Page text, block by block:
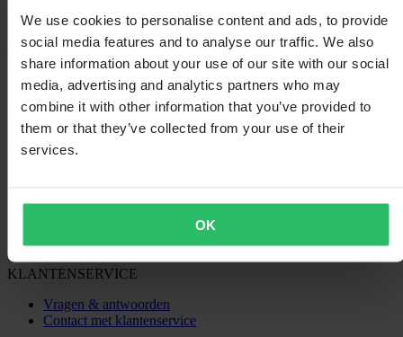
We use cookies to personalise content and ads, to provide
social media features and to analyse our traffic. We also
share information about your use of our site with our social
media, advertising and analytics partners who may
combine it with other information that you’ve provided to
them or that they’ve collected from your use of their
services.
OK
Laden...
SHOPPEN
Algemene Voorwaarden
Privacybeleid
Verzending & levering
Betaling
Conformiteitsverklaring
KLANTENSERVICE
Vragen & antwoorden
Contact met klantenservice